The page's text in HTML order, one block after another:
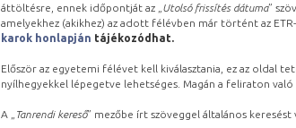
áttöltésre, ennek időpontját az „ Utolsó frissítés dátuma”
amelyekhez (akikhez) az adott félévben már történt az
karok honlapján tájékozódhat.
Először az egyetemi félévet kell kiválasztania, ez az oldal
nyílhegyekkel lépegetve lehetséges. Magán a feliraton
A „ Tanrendi kereső” mezőbe írt szöveggel általános